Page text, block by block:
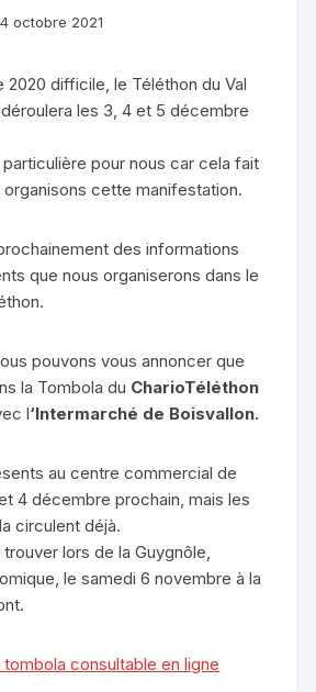
octobre 2021
2020 difficile, le Téléthon du Val
déroulera les 3, 4 et 5 décembre
particulière pour nous car cela fait
organisons cette manifestation.
des informations
que nous organiserons dans le
pouvons vous annoncer que
la Tombola du CharioTéléthon
l‘Intermarché de Boisvallon.
au centre commercial de
4 décembre prochain, mais les
circulent déjà.
lors de la Guygnôle,
le samedi 6 novembre à la
consultable en ligne